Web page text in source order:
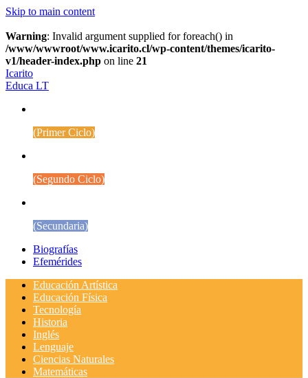
Skip to main content
Warning: Invalid argument supplied for foreach() in
/www/wwwroot/www.icarito.cl/wp-content/themes/icarito-
v1/header-index.php on line 21
Icarito
Educa LT
(Primer Ciclo)
(Segundo Ciclo)
(Secundaria)
Biografías
Efemérides
Educación Artística
Educación Física
Tecnología
Historia
Inglés
Lenguaje
Ciencias Naturales
Matemáticas